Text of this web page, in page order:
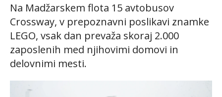
Na Madžarskem flota 15 avtobusov
Crossway, v prepoznavni poslikavi znamke
LEGO, vsak dan prevaža skoraj 2.000
zaposlenih med njihovimi domovi in ​​
delovnimi mesti.